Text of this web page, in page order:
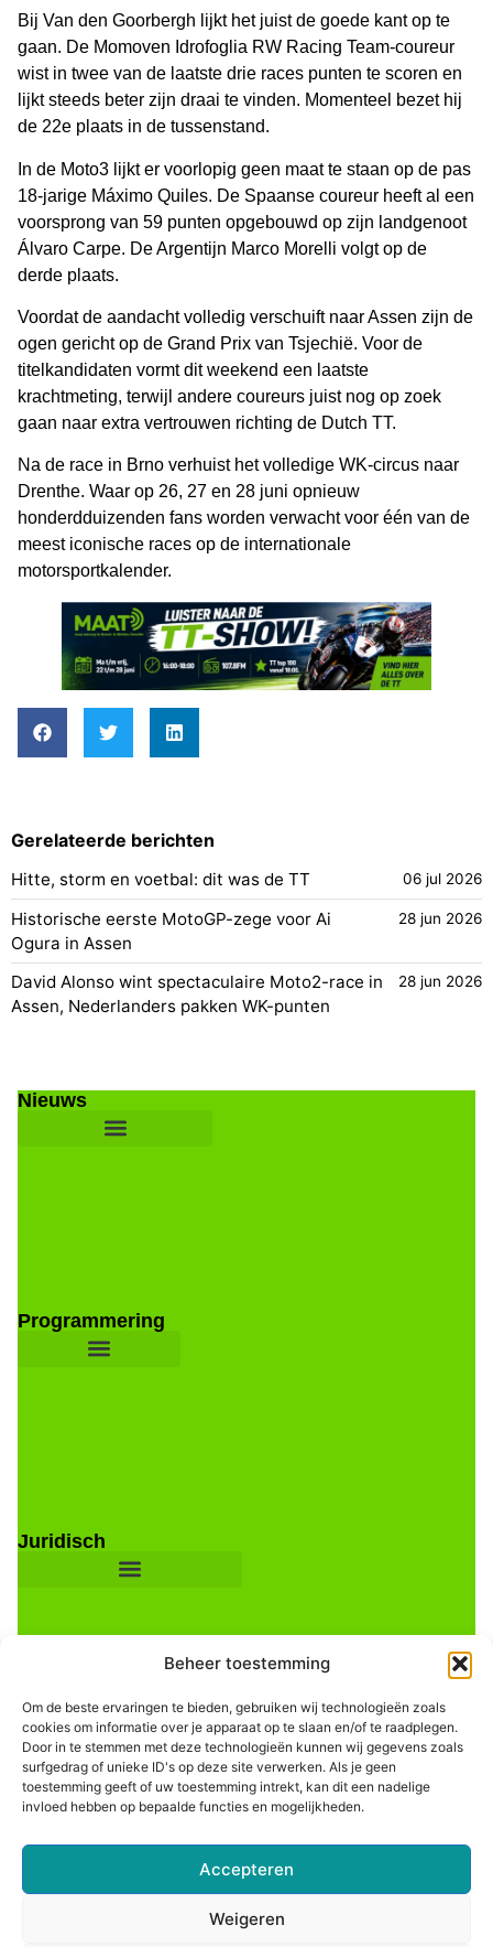
Beheer toestemming
Om de beste ervaringen te bieden, gebruiken wij technologieën zoals
cookies om informatie over je apparaat op te slaan en/of te raadplegen.
Door in te stemmen met deze technologieën kunnen wij gegevens zoals
surfgedrag of unieke ID's op deze site verwerken. Als je geen
toestemming geeft of uw toestemming intrekt, kan dit een nadelige
invloed hebben op bepaalde functies en mogelijkheden.
Accepteren
Weigeren
Bij Van den Goorbergh lijkt het juist de goede kant op te
gaan. De Momoven Idrofoglia RW Racing Team-coureur
wist in twee van de laatste drie races punten te scoren en
lijkt steeds beter zijn draai te vinden. Momenteel bezet hij
de 22e plaats in de tussenstand.
In de Moto3 lijkt er voorlopig geen maat te staan op de pas
18-jarige Máximo Quiles. De Spaanse coureur heeft al een
voorsprong van 59 punten opgebouwd op zijn landgenoot
Álvaro Carpe. De Argentijn Marco Morelli volgt op de
derde plaats.
Voordat de aandacht volledig verschuift naar Assen zijn de
ogen gericht op de Grand Prix van Tsjechië. Voor de
titelkandidaten vormt dit weekend een laatste
krachtmeting, terwijl andere coureurs juist nog op zoek
gaan naar extra vertrouwen richting de Dutch TT.
Na de race in Brno verhuist het volledige WK-circus naar
Drenthe. Waar op 26, 27 en 28 juni opnieuw
honderdduizenden fans worden verwacht voor één van de
meest iconische races op de internationale
motorsportkalender.
Gerelateerde berichten
Hitte, storm en voetbal: dit was de TT 06 jul 2026
Historische eerste MotoGP-zege voor Ai
Ogura in Assen
28 jun 2026
David Alonso wint spectaculaire Moto2-race in
Assen, Nederlanders pakken WK-punten
28 jun 2026
Nieuws
Programmering
Juridisch
Informatie